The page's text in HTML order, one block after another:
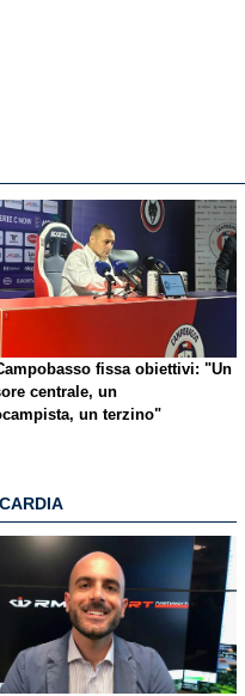
fissa obiettivi: "Un
centrale, un
un terzino"